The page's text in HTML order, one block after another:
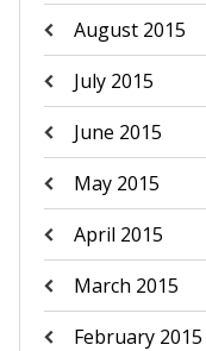
August 2015
July 2015
June 2015
May 2015
April 2015
March 2015
February 2015